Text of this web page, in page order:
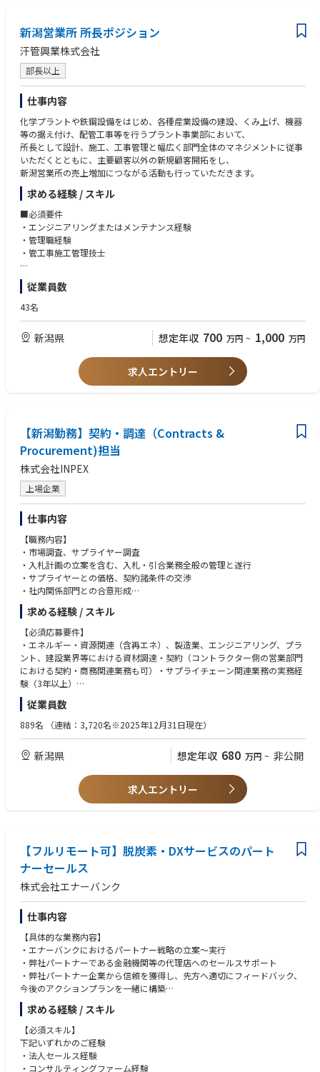
・用地交渉対応方針の検討、整理
・社内関係部署との調整・共有
・対応方針、社内関係部署との調整結果に基づく用地交渉
・委託先との連携、課題発生時の対応検討
・定常業務を通じた業務プロセスの改善提案、改善検討への関与
■キャリアパス
以下のようなキャリアパスを想定しています。
・短期（1～3年目） 第一線の現場で用地業務の基本スキルや実務経験を
着実に身につけていただきます。
・中期（3～5年目） 現場経験を活かし、本社主管グループで用地業務全
体の基盤づくりや業務改善に取り組んでいただきます。
・長期（5年以上） チームリーダーや管理職として、用地業務全体の品
質向上や組織力強化、後進育成に貢献することを期待しています。
新潟営業所 所長ポジション
汗管興業株式会社
部長以上
仕事内容
化学プラントや鉄鋼設備をはじめ、各種産業設備の建設、くみ上げ、機器
等の据え付け、配管工事等を行うプラント事業部において、
所長として設計、施工、工事管理と幅広く部門全体のマネジメントに従事
いただくとともに、主要顧客以外の新規顧客開拓をし、
新潟営業所の売上増加につながる活動も行っていただきます。
求める経験 / スキル
■必須要件
・エンジニアリングまたはメンテナンス経験
・管理職経験
・管工事施工管理技士
■歓迎条件
・営業経験者
従業員数
43名
新潟県 想定年収 700 万円 ~ 1,000 万円
求人エントリー
【新潟勤務】契約・調達（Contracts &
Procurement)担当
株式会社INPEX
上場企業
仕事内容
【職務内容】
・市場調査、サプライヤー調査
・入札計画の立案を含む、入札・引合業務全般の管理と遂行
・サプライヤーとの価格、契約諸条件の交渉
・社内関係部門との合意形成
・発注承認文書の作成、契約書の締結
・発注手配業務
・契約変更管理
・業務プロセス改善
・支出履歴分析、パフォーマンス管理
【応募者へのメッセージ】
努め、熱意を持って対応頂ける方のご応募をお待ちしています。
また、当社が手掛ける調達においては、常に多数の社内外関係者との連
携、調整が不可欠であり、個人の力を最大限に発揮することだけでなくチ
ームの一員、組織人としてプレーできることが何より重要です。優秀なチ
ームプレーヤーを求めています。
サプライチェーンユニット
国内外の石油・ガス（Oil & Gas）の探鉱・開発・生産、再生可能エネルギ
ー、水素・アンモニア等の新エネルギーをはじめとした新分野の事業化推
進において必要とされる各種設備、資機材、工事（含EPCプロジェク
ト）、サービス等の契約・調達、サプライチェーン、保険手配を担ってい
ます。
求める経験 / スキル
【必須応募要件】
・エネルギー・資源関連（含再エネ）、製造業、エンジニアリング、プラ
ント、建設業界等における資材調達・契約（コントラクター側の営業部門
における契約・商務関連業務も可）・サプライチェーン関連業務の実務経
験（3年以上）
【望ましい経験・資格等】
・サービス（建設工事・役務等）契約等の調達もしくは営業経験
に関する知識、使用経験
・国内外のプロジェクトにおけるプロジェクトマネジメントの実務経験
・Excel・Word等による基本的な資料作成スキル
・普通自動車運転免許
従業員数
889名 （連結：3,720名※2025年12月31日現在）
新潟県 想定年収 680 万円 ~ 非公開
求人エントリー
【フルリモート可】脱炭素・DXサービスのパート
ナーセールス
株式会社エナーバンク
仕事内容
【具体的な業務内容】
・エナーバンクにおけるパートナー戦略の立案〜実行
・弊社パートナーである金融機関等の代理店へのセールスサポート
・弊社パートナー企業から信頼を獲得し、先方へ適切にフィードバック、
今後のアクションプランを一緒に構築
・自治体企業、民間企業の新規開拓
・顧客に電力状況を提示するための情報をヒアリングし、資料化
・既存顧客、代理店へのフォロー
・エネオク導入が決定した企業に対する、電力調達までのカスタマーサク
セス
・社内PMチーム、オペレーションチームとの連携
求める経験 / スキル
【必須スキル】
下記いずれかのご経験
・法人セールス経験
・コンサルティングファーム経験